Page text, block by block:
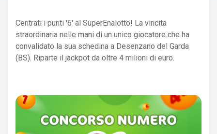
Centrati i punti '6' al SuperEnalotto! La vincita
straordinaria nelle mani di un unico giocatore che ha
convalidato la sua schedina a Desenzano del Garda
(BS). Riparte il jackpot da oltre 4 milioni di euro.